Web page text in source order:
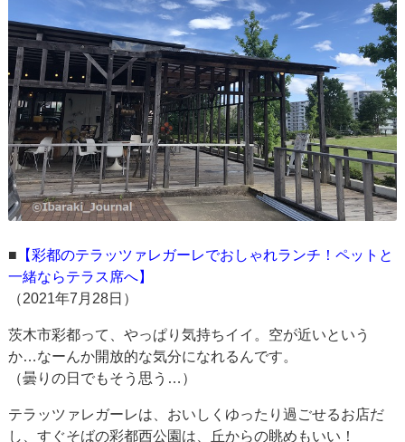
■ 【彩都のテラッツァレガーレでおしゃれランチ！ペットと
一緒ならテラス席へ】
（2021年7月28日）
茨木市彩都って、やっぱり気持ちイイ。空が近いという
か…なーんか開放的な気分になれるんです。
（曇りの日でもそう思う…）
テラッツァレガーレは、おいしくゆったり過ごせるお店だ
し、すぐそばの彩都西公園は、丘からの眺めもいい！